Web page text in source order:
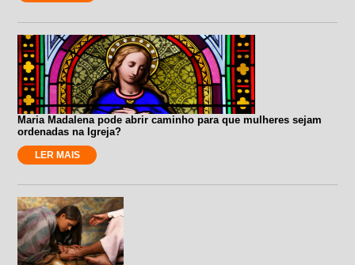
Maria Madalena pode abrir caminho para que mulheres sejam
ordenadas na Igreja?
LER MAIS